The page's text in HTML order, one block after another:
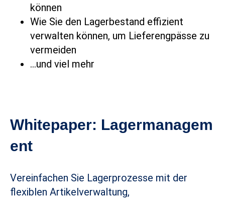
können
Wie Sie den Lagerbestand effizient
verwalten können, um Lieferengpässe zu
vermeiden
...und viel mehr
Whitepaper: Lagermanagem
ent
Vereinfachen Sie Lagerprozesse mit der
flexiblen Artikelverwaltung,